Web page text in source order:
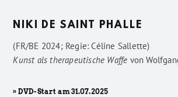
NIKI DE SAINT PHALLE
(FR/BE 2024; Regie: Céline Sallette)
Kunst als therapeutische Waffe von
» DVD-Start am 31.07.2025